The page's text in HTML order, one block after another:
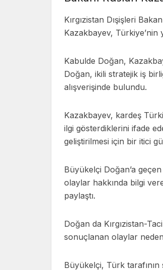
Kırgızistan Dışişleri
Kazakbayev, Türkiye’nin
Kabulde Doğan,
Doğan, ikili stratejik iş
alışverişinde bulundu.
Kazakbayev, kardeş
ilgi gösterdiklerini ifade
geliştirilmesi için bir itici
Büyükelçi Doğan’a geçen
olaylar hakkında bilgi
paylaştı.
Doğan da Kırgızistan-
sonuçlanan olaylar
Büyükelçi, Türk